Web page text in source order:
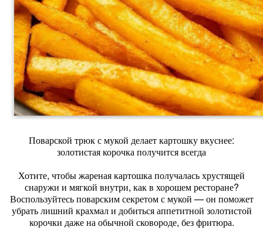
Поварской трюк с мукой делает картошку вкуснее:
золотистая корочка получится всегда
Хотите, чтобы жареная картошка получалась хрустящей
снаружи и мягкой внутри, как в хорошем ресторане?
Воспользуйтесь поварским секретом с мукой — он поможет
убрать лишний крахмал и добиться аппетитной золотистой
корочки даже на обычной сковороде, без фритюра.